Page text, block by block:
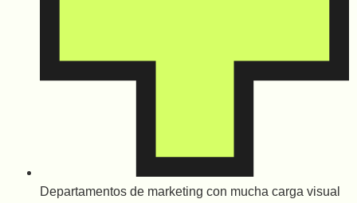
Departamentos de marketing con mucha carga visual